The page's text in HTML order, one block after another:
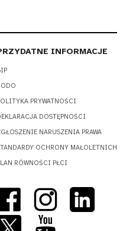
INFORMACJE
PRYWATNOŚCI
DOSTĘPNOŚCI
NARUSZENIA PRAWA
OCHRONY MAŁOLETNICH
RÓWNOŚCI PŁCI